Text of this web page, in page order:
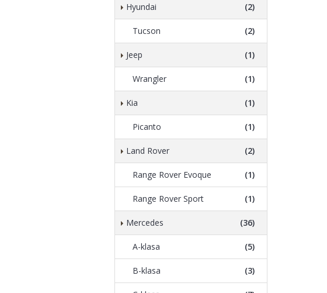
Hyundai (2)
Tucson (2)
Jeep (1)
Wrangler (1)
Kia (1)
Picanto (1)
Land Rover (2)
Range Rover Evoque (1)
Range Rover Sport (1)
Mercedes (36)
A-klasa (5)
B-klasa (3)